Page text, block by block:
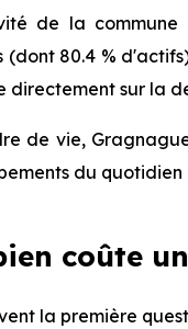
de la commune
80.4 %
directement sur la
de vie,
du
coûte
la première